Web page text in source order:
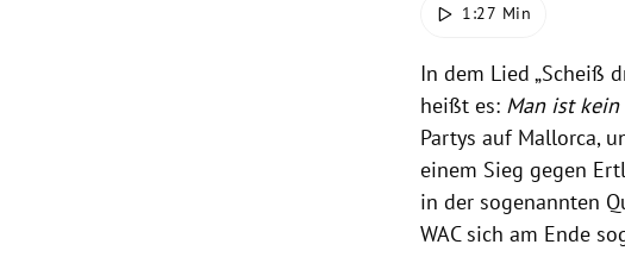
1:27 Min
In dem Lied „Scheiß
heißt es: Man ist kein
Partys auf Mallorca,
einem Sieg gegen
in der sogenannten
WAC sich am Ende